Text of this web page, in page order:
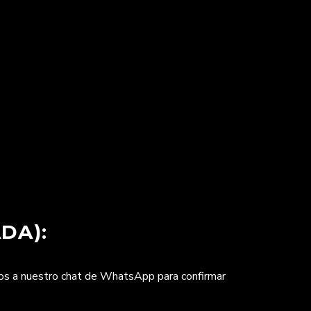
a nuestro chat de WhatsApp para confirmar